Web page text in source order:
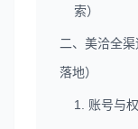
索）
二、美洽全
落地）
1. 账号与